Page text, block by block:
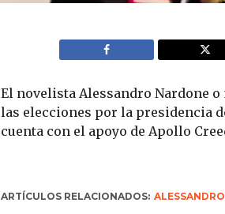
El novelista Alessandro Nardone
las elecciones por la presidencia
cuenta con el apoyo de Apollo
ARTÍCULOS RELACIONADOS: